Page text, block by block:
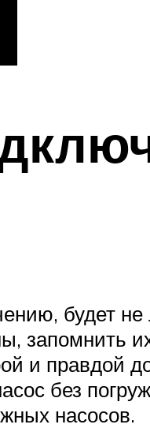
будет
запомнить
и правдой
без
насосов.